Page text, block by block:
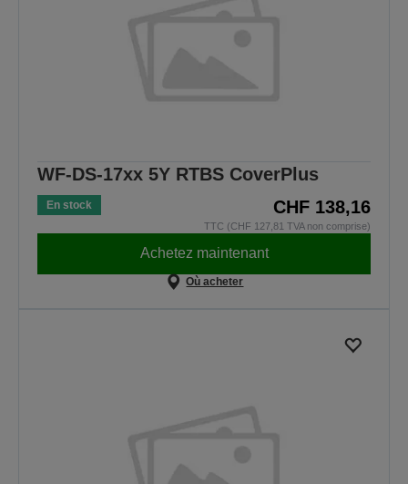
WF-DS-17xx 5Y RTBS CoverPlus
En stock CHF 138,16
TTC (CHF 127,81 TVA non comprise)
Achetez maintenant
Où acheter